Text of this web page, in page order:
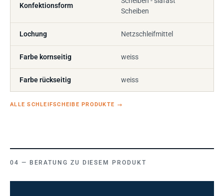
Konfektionsform
Scheiben
Lochung Netzschleifmittel
Farbe kornseitig weiss
Farbe rückseitig weiss
ALLE SCHLEIFSCHEIBE PRODUKTE →
BERATUNG ZU DIESEM PRODUKT